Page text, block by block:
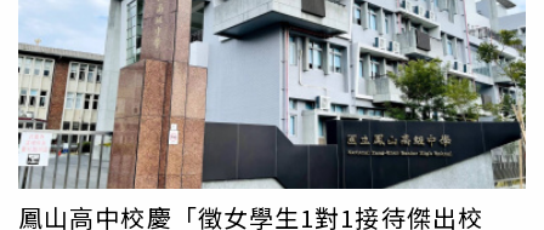
護病房，甚至需要開刀引流，「那種什麼都不能做、只能在
外面等待的無力感，是最痛苦的時候」。所幸一路走來關關
難過關關過，弟弟目前狀況穩定，她也特別感謝母親多年來
的付出，「媽媽真的很偉大，在年紀漸長的情況下，仍把弟
弟照顧得很好，讓我非常感恩」。林佳儀也提到，隨著政府
長照制度逐步完善，照顧者已能獲得「喘息服務」，有人可
到家中協助數小時，讓家屬稍作休息，「這對照顧者來說真
鳳山高中校慶「徵女學生1對1接待傑出校